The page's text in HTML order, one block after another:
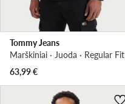
Tommy Jeans
Marškiniai · Juoda · Regular Fit
63,99€